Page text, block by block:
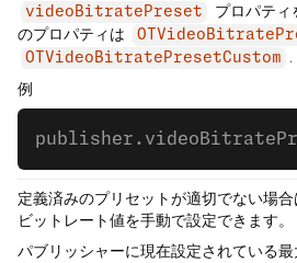
videoBitratePreset
プロパティ
のプロパティは
OTVideoBitratePresetCustom
.
例
定義済みのプリセットが適切でない場
ビットレート値を手動で設定できます。
パブリッシャーに現在設定されている